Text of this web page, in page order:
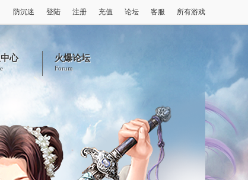
防沉迷 登陆 注册 充值 论坛 客服 所有游戏
心 火爆论坛
Forum